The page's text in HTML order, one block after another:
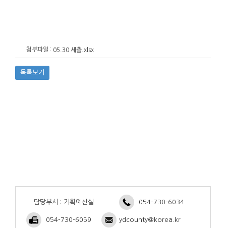
첨부파일 : 05.30 세출.xlsx
목록보기
담당부서 : 기획예산실 054-730-6034
054-730-6059 ydcounty@korea.kr